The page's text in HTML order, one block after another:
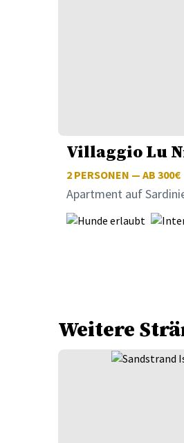
Villaggio Lu
2 PERSONEN — AB 300€
Apartment auf
Weitere